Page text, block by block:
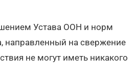
Устава ООН и норм
направленный на свержение
не могут иметь никакого